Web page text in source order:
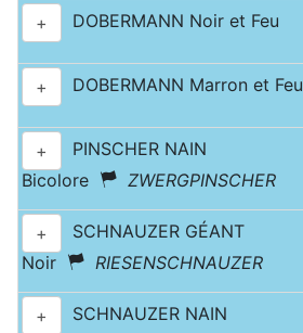
+ DOBERMANN Noir et Feu
+ DOBERMANN Marron et Feu
+
PINSCHER NAIN
Bicolore
ZWERGPINSCHER
+
SCHNAUZER GÉANT
Noir
RIESENSCHNAUZER
+
SCHNAUZER NAIN